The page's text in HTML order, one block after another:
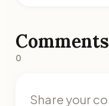
Comments
0